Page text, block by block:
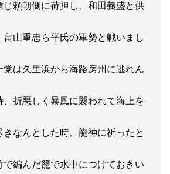
じ頼朝側に荷担し、和田義盛と供
山重忠ら平氏の軍勢と戦いまし
党は久里浜から海路房州に逃れん
、折悪しく暴風に襲われて海上を
なんとした時、龍神に祈ったと
で編んだ籠で水中につけておきい